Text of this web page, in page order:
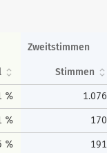
Zweitstimmen
Stimmen
% 1.076
% 170
% 191